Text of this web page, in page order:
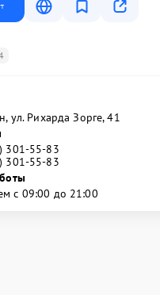
ул. Рихарда Зорге, 41
301-55-83
301-55-83
с 09:00 до 21:00